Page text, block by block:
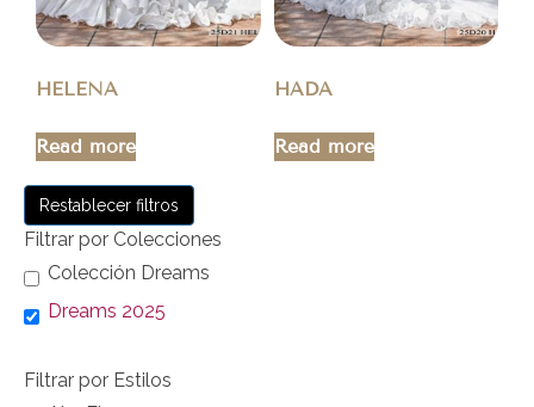
HELENA
Read more
HADA
Read more
Restablecer filtros
Filtrar por Colecciones
Colección Dreams
Dreams 2025
Filtrar por Estilos